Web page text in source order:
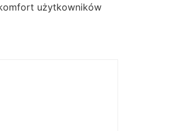
użytkowników